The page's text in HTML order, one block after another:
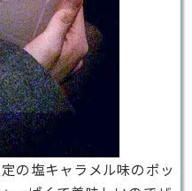
の塩キャラメル味のポッ